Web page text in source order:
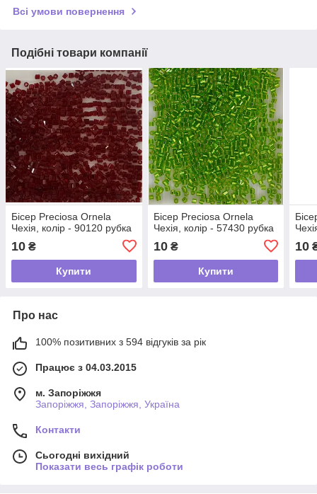
Всі умови повернення
Подібні товари компанії
Бісер Preciosa Ornela
Чехія, колір - 90120 рубка
10 ₴
Купити
Бісер Preciosa Ornela
Чехія, колір - 57430 рубка
10₴
Купити
10
Про нас
100% позитивних з 594 відгуків за рік
Працює з 04.03.2015
м. Запоріжжя
Запоріжжя, Запоріжжя, Україна
Контакти
Сьогодні вихідний
Показати весь графік роботи